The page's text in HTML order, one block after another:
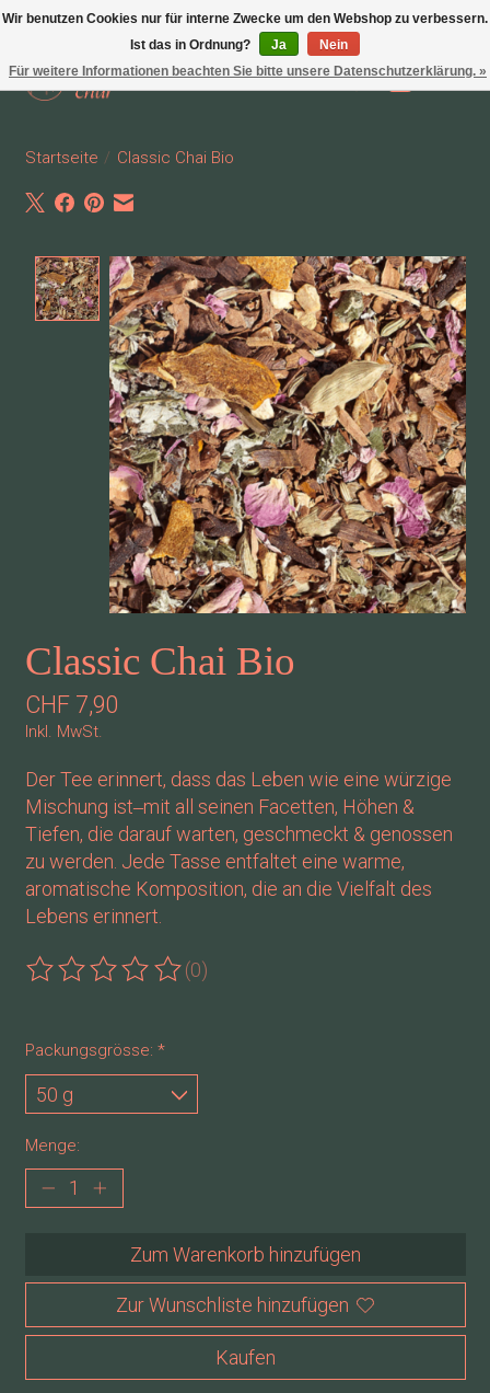
Wunschzettel
Ihr
Startseite / Classic Chai Bio
Product image slideshow Items
Classic Chai Bio
CHF 7,90
Inkl. MwSt.
Der Tee erinnert, dass das Leben wie eine würzige
Mischung ist‒mit all seinen Facetten, Höhen &
Tiefen, die darauf warten, geschmeckt & genossen
zu werden. Jede Tasse entfaltet eine warme,
aromatische Komposition, die an die Vielfalt des
Lebens erinnert.
Die Bewertung dieses Produkts ist
(0)
Packungsgrösse: *
Menge:
Zum Warenkorb hinzufügen
Zur Wunschliste hinzufügen
Kaufen
Wir benutzen Cookies nur für interne Zwecke um den Webshop zu verbessern.
Ist das in Ordnung?
Ja
Nein
Für weitere Informationen beachten Sie bitte unsere Datenschutzerklärung. »